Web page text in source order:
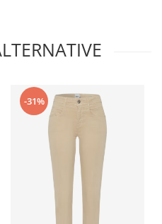
-31%